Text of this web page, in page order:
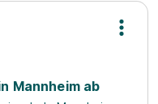
Mannheim ab